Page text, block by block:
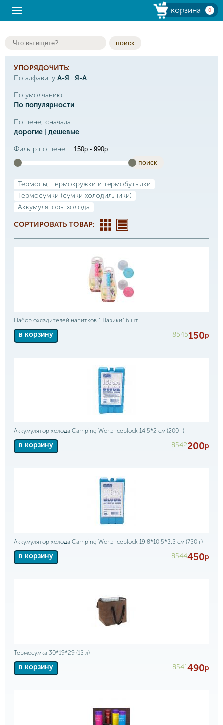
корзина 0
поиск
УПОРЯДОЧИТЬ:
По алфавиту А-Я
Я-А
По умолчанию
По популярности
По цене, сначала:
дорогие
дешевые
Фильтр по цене:
поиск
Термосы, термокружки и термобутылки
Термосумки (сумки холодильники)
Аккумуляторы холода
СОРТИРОВАТЬ ТОВАР:
Набор охладителей напитков "Шарики" 6 шт
в корзину 8545150р
Аккумулятор холода Camping World Iceblock 14,5*2 см (200 г)
в корзину 8542200р
Аккумулятор холода Camping World Iceblock 19,8*10,5*3,5 см (750 г)
в корзину 8544450р
Термосумка 30*19*29 (15 л)
в корзину 8541490р